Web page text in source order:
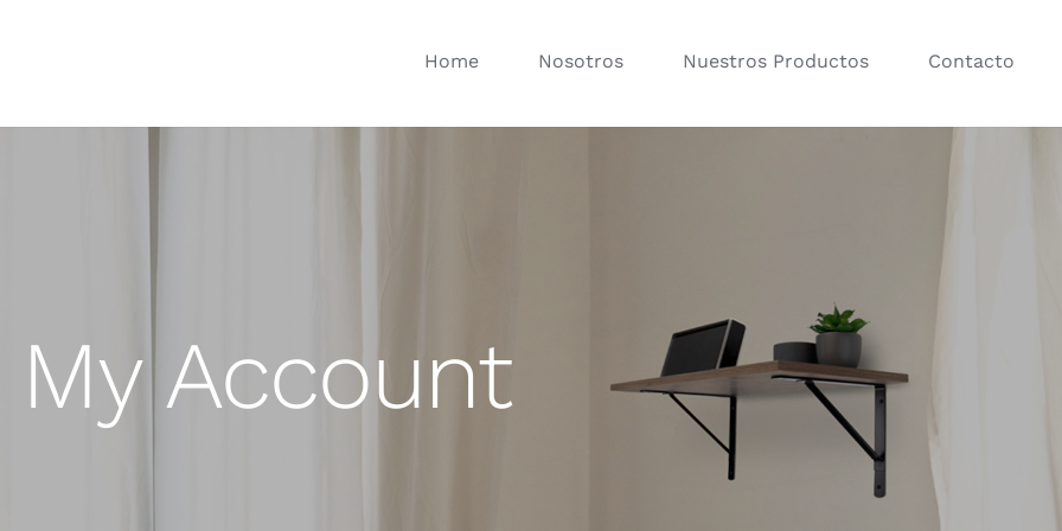
Home Nosotros Nuestros Productos Contacto
My Account